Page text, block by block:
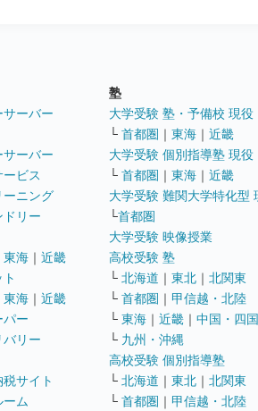
サーバー
サーバー
ビス
ーニング
ドリー
東海 ｜ 近畿
東海 ｜ 近畿
パー
バリー
サイト
ーム
塾
大学受験 塾・予備校 現役
└ 首都圏 ｜ 東海 ｜ 近畿
大学受験 個別指導塾 現役
└ 首都圏 ｜ 東海 ｜ 近畿
大学受験 難関大学特化型
└首都圏
大学受験 映像授業
高校受験 塾
└ 北海道 ｜ 東北 ｜ 北関東
└ 首都圏 ｜ 甲信越・北陸
└ 東海 ｜ 近畿 ｜ 中国・四国
└ 九州・沖縄
高校受験 個別指導塾
└ 北海道 ｜ 東北 ｜ 北関東
└ 首都圏 ｜ 甲信越・北陸